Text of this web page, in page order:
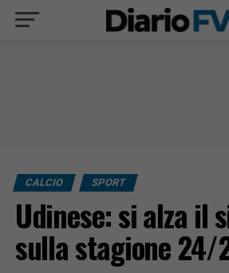
CALCIO SPORT
Udinese: si alza il
sulla stagione 24/